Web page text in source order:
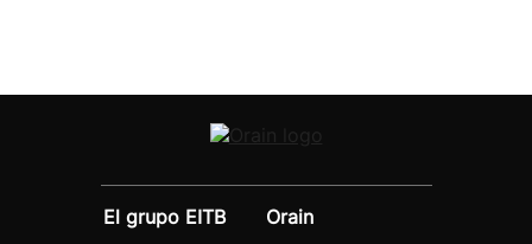
El grupo EITB
Orain